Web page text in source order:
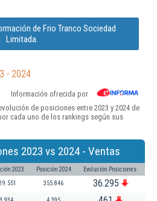
de Frio Tranco Sociedad
Limitada.
- 2024
Información ofrecida por
de posiciones entre 2023 y 2024 de
cada uno de los rankings según sus
2023 vs 2024 - Ventas
2023 Posición 2024 Evolución Posiciones
355.846 36.295